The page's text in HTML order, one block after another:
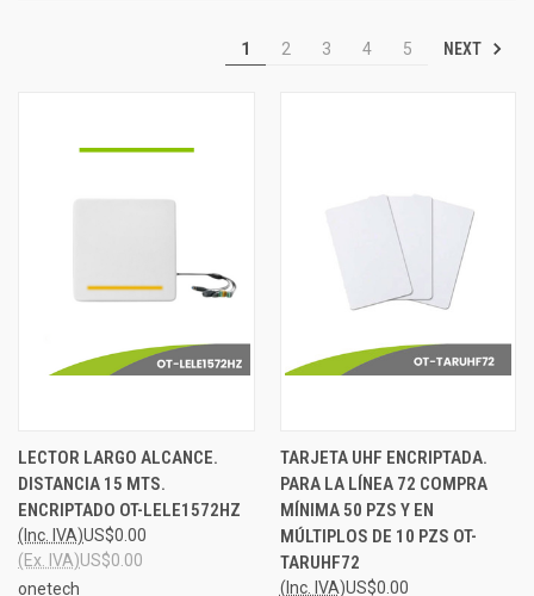
1 2 3 4 5 NEXT
LECTOR LARGO ALCANCE.
DISTANCIA 15 MTS.
ENCRIPTADO OT-LELE1572HZ
US$0.00
(Inc. IVA)
US$0.00
(Ex. IVA)
onetech
TARJETA UHF ENCRIPTADA.
PARA LA LÍNEA 72 COMPRA
MÍNIMA 50 PZS Y EN
MÚLTIPLOS DE 10 PZS OT-
TARUHF72
US$0.00
(Inc. IVA)